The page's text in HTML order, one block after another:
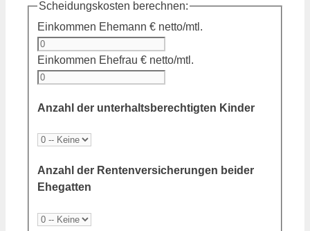
Scheidungskosten berechnen:
Einkommen Ehemann € netto/mtl.
Einkommen Ehefrau € netto/mtl.
Anzahl der unterhaltsberechtigten Kinder
Anzahl der Rentenversicherungen beider
Ehegatten